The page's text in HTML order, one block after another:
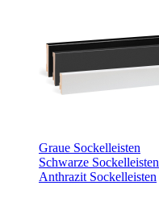
Graue Sockelleisten
Schwarze Sockelleisten
Anthrazit Sockelleisten